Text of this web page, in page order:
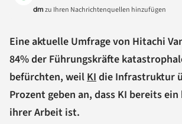
dmzu Ihren Nachrichtenquellen hinzufügen
Eine aktuelle Umfrage von Hitachi
84% der Führungskräfte
befürchten, weil KI die Infrastruktur
Prozent geben an, dass KI bereits
ihrer Arbeit ist.